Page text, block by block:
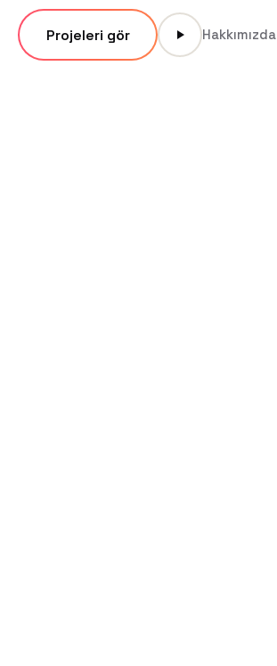
Projeleri gör Hakkımızda
Showreel 2026
Tam filmi izle